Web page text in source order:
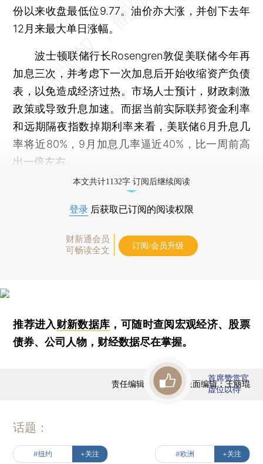
份以来收盘最低位9.77。油价亦大涨，并创下去年
12月来最大单日涨幅。
波士顿联储行长Rosengren敦促美联储今年再
加息三次，并考虑下一次加息后开始收缩资产负债
表，以免造成经济过热。市场人士预计，财政刺激
政策或导致升息加速。而据当前实际联邦资金利率
和远期隔夜指数掉期利率来看，美联储6月升息几
率将近80%，9月加息几率逼近40%，比一周前高
出一倍左右。
本文共计1132字 订阅后继续阅读
登录 后获取已订阅的阅读权限
财新通会员
可畅读全文
订阅/会员升级
推荐进入财新数据库 ，可随时查阅宏观经济、股票
债券、公司人物，财经数据尽在掌握。
责任编辑：王兆洋 | 版面编辑：王丽琨
首席赞赏官
虚位以待
话题：
#纽约 +关注 #欧洲 +关注